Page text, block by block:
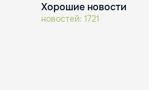
Хорошие новости
новостей: 1721